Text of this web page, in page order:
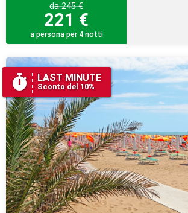
da 245 €
221 €
a persona per 4 notti
LAST MINUTE
Sconto del 10%